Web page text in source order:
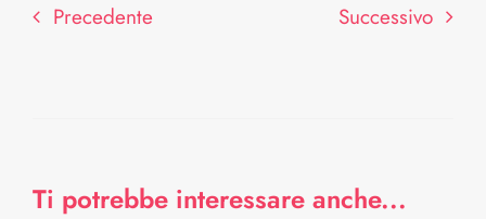
Precedente Successivo
Ti potrebbe interessare anche...